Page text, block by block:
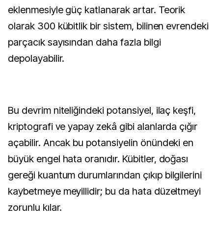
eklenmesiyle güç katlanarak artar. Teorik
olarak 300 kübitlik bir sistem, bilinen evrendeki
parçacık sayısından daha fazla bilgi
depolayabilir.
Bu devrim niteliğindeki potansiyel, ilaç keşfi,
kriptografi ve yapay zekâ gibi alanlarda çığır
açabilir. Ancak bu potansiyelin önündeki en
büyük engel hata oranıdır. Kübitler, doğası
gereği kuantum durumlarından çıkıp bilgilerini
kaybetmeye meyillidir; bu da hata düzeltmeyi
zorunlu kılar.